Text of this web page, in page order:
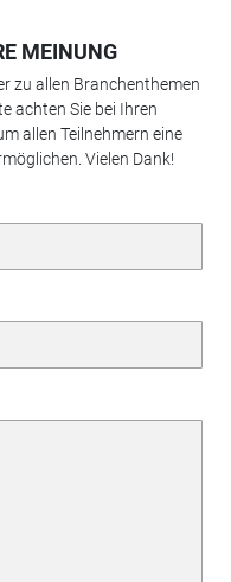
MEINUNG
zu allen Branchenthemen
achten Sie bei Ihren
allen Teilnehmern eine
Vielen Dank!